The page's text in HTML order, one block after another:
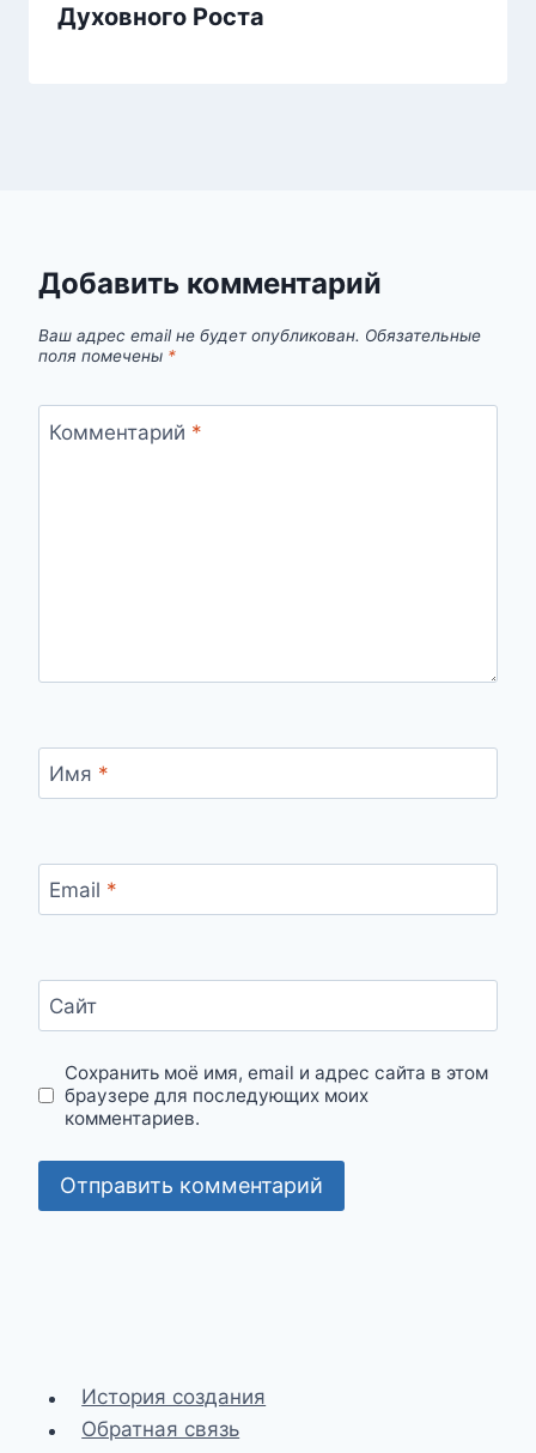
Духовного Роста
Добавить комментарий
Ваш адрес email не будет опубликован. Обязательные
поля помечены *
Комментарий *
Имя *
Email *
Сайт
Сохранить моё имя, email и адрес сайта в этом
браузере для последующих моих
комментариев.
История создания
Обратная связь